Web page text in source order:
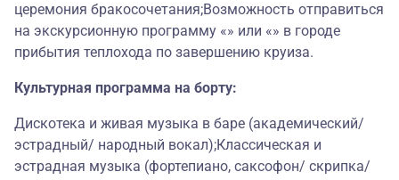
церемония бракосочетания;Возможность отправиться
на экскурсионную программу «» или «» в городе
прибытия теплохода по завершению круиза.
Культурная программа на борту:
Дискотека и живая музыка в баре (академический/
эстрадный/ народный вокал);Классическая и
эстрадная музыка (фортепиано, саксофон/ скрипка/